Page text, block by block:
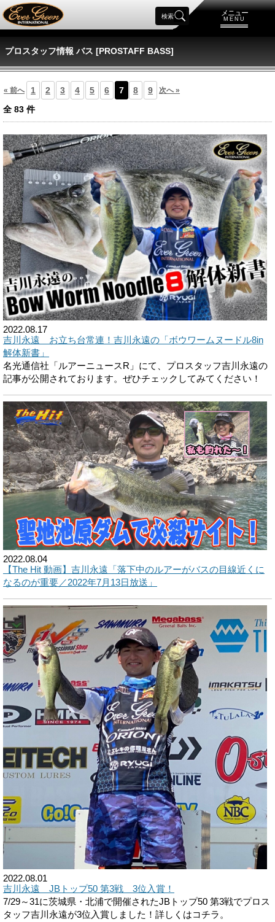
メニュー
MENU
検索
プロスタッフ情報 バス [PROSTAFF BASS]
« 前へ 1 2 3 4 5 6 7 8 9 次へ »
全 83 件
2022.08.17
吉川永遠 お立ち台常連！吉川永遠の「ボウワームヌードル8in
解体新書」
名光通信社「ルアーニュースR」にて、プロスタッフ吉川永遠の
記事が公開されております。ぜひチェックしてみてください！
2022.08.04
【The Hit 動画】吉川永遠「落下中のルアーがバスの目線近くに
なるのが重要／2022年7月13日放送」
2022.08.01
吉川永遠 JBトップ50 第3戦 3位入賞！
7/29～31に茨城県・北浦で開催されたJBトップ50 第3戦でプロス
タッフ吉川永遠が3位入賞しました！詳しくはコチラ。